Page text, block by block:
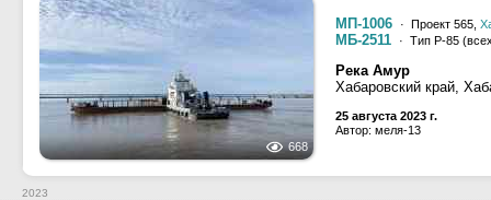
668
МП-1006 · Проект 565,
МБ-2511 · Тип Р-85
Река Амур
Хабаровский край,
25 августа 2023 г.
Автор: меля-13
2023